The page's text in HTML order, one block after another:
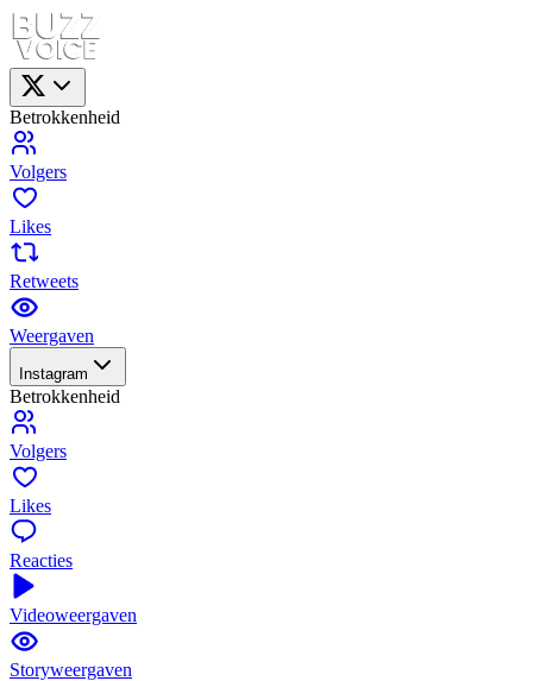
Betrokkenheid
Volgers
Likes
Retweets
Weergaven
Instagram
Betrokkenheid
Volgers
Likes
Reacties
Videoweergaven
Storyweergaven